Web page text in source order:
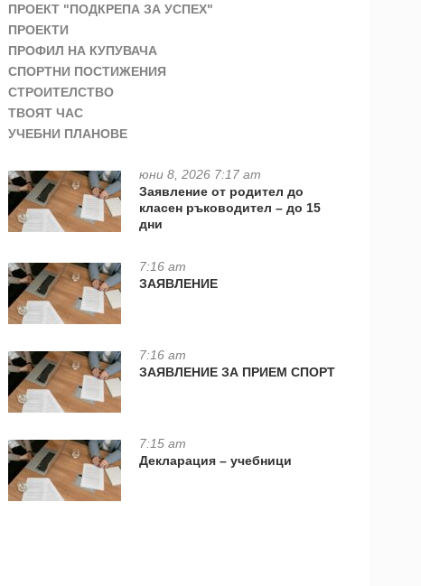
ПРОЕКТ "ПОДКРЕПА ЗА УСПЕХ"
ПРОЕКТИ
ПРОФИЛ НА КУПУВАЧА
СПОРТНИ ПОСТИЖЕНИЯ
СТРОИТЕЛСТВО
ТВОЯТ ЧАС
УЧЕБНИ ПЛАНОВЕ
юни 8, 2026 7:17 am
Заявление от родител до
класен ръководител – до 15
дни
7:16 am
ЗАЯВЛЕНИЕ
7:16 am
ЗАЯВЛЕНИЕ ЗА ПРИЕМ СПОРТ
7:15 am
Декларация – учебници